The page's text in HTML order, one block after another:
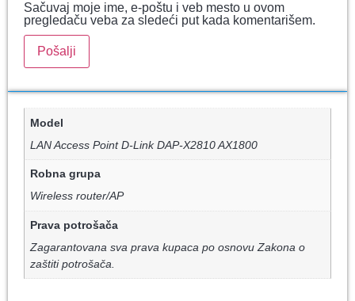
Sačuvaj moje ime, e-poštu i veb mesto u ovom
pregledaču veba za sledeći put kada komentarišem.
Model
LAN Access Point D-Link DAP-X2810 AX1800
Robna grupa
Wireless router/AP
Prava potrošača
Zagarantovana sva prava kupaca po osnovu Zakona o
zaštiti potrošača.